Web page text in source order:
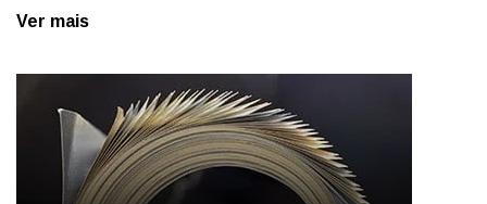
Ver mais